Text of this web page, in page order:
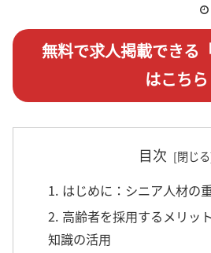
無料で求人掲載できる
はこちら
目次
1. はじめに：シニア人材の
2. 高齢者を採用するメリッ
知識の活用